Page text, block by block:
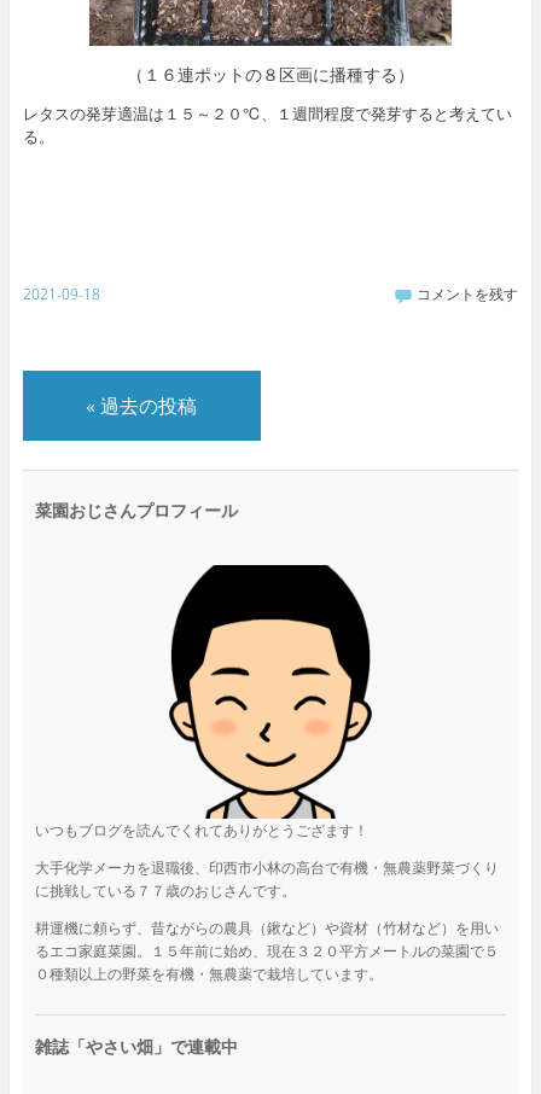
（１６連ポットの８区画に播種する）
レタスの発芽適温は１５～２０℃、１週間程度で発芽すると考えてい
る。
2021-09-18 コメントを残す
« 過去の投稿
菜園おじさんプロフィール
いつもブログを読んでくれてありがとうござます！
大手化学メーカを退職後、印西市小林の高台で有機・無農薬野菜づくり
に挑戦している７７歳のおじさんです。
耕運機に頼らず、昔ながらの農具（鍬など）や資材（竹材など）を用い
るエコ家庭菜園。１５年前に始め、現在３２０平方メートルの菜園で５
０種類以上の野菜を有機・無農薬で栽培しています。
雑誌「やさい畑」で連載中